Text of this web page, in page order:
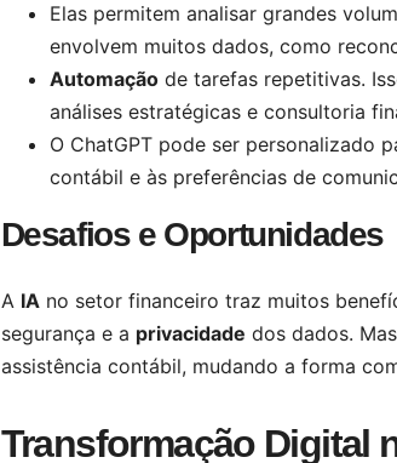
Elas permitem analisar grandes
envolvem muitos dados, como
Automaçãode tarefas repetitivas.
análises estratégicas e consultoria
O ChatGPT pode ser personalizado
contábil e às preferências de
Desafios e Oportunidades
A IA no setor financeiro traz muitos
segurança e a privacidade dos dados.
assistência contábil, mudando a forma
Transformação Digital